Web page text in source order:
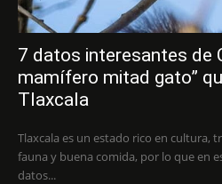
7 datos interesantes de
mamífero mitad gato”
Tlaxcala
Tlaxcala es un estado rico en cultura,
fauna y buena comida, por lo que en
datos...